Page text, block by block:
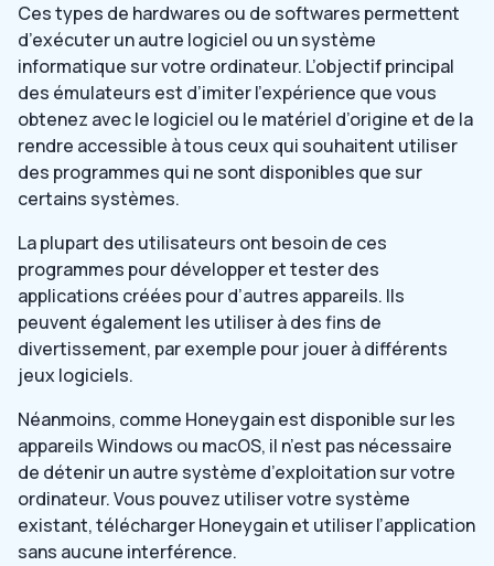
Ces types de hardwares ou de softwares permettent
d’exécuter un autre logiciel ou un système
informatique sur votre ordinateur. L’objectif principal
des émulateurs est d’imiter l’expérience que vous
obtenez avec le logiciel ou le matériel d’origine et de la
rendre accessible à tous ceux qui souhaitent utiliser
des programmes qui ne sont disponibles que sur
certains systèmes.
La plupart des utilisateurs ont besoin de ces
programmes pour développer et tester des
applications créées pour d’autres appareils. Ils
peuvent également les utiliser à des fins de
divertissement, par exemple pour jouer à différents
jeux logiciels.
Néanmoins, comme Honeygain est disponible sur les
appareils Windows ou macOS, il n’est pas nécessaire
de détenir un autre système d’exploitation sur votre
ordinateur. Vous pouvez utiliser votre système
existant, télécharger Honeygain et utiliser l’application
sans aucune interférence.